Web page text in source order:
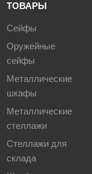
ТОВАРЫ
Сейфы
Оружейные
сейфы
Металлические
шкафы
Металлические
стеллажи
Стеллажи для
склада